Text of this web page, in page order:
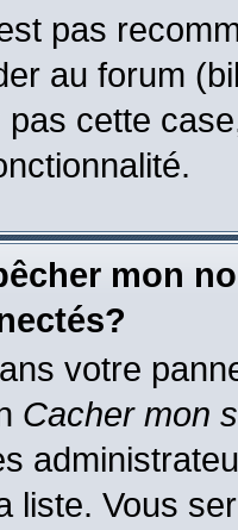
pas
au forum
cette
mon
votre
Cacher mon
liste. Vous